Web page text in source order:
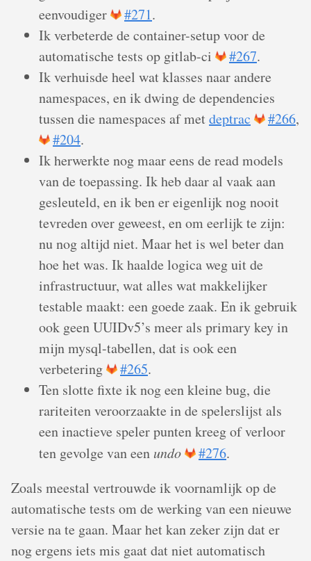
eenvoudiger
#271.
Ik verbeterde de container-setup voor de
automatische tests op gitlab-ci
#267.
Ik verhuisde heel wat klasses naar andere
namespaces, en ik dwing de dependencies
tussen die namespaces af metdeptrac #266,
#204.
Ik herwerkte nog maar eens de read models
van de toepassing. Ik heb daar al vaak aan
gesleuteld, en ik ben er eigenlijk nog nooit
tevreden over geweest, en om eerlijk te zijn:
nu nog altijd niet. Maar het is wel beter dan
hoe het was. Ik haalde logica weg uit de
infrastructuur, wat alles wat makkelijker
testable maakt: een goede zaak. En ik gebruik
ook geen UUIDv5’s meer als primary key in
mijn mysql-tabellen, dat is ook een
verbetering
#265.
Ten slotte fixte ik nog een kleine bug, die
rariteiten veroorzaakte in de spelerslijst als
een inactieve speler punten kreeg of verloor
ten gevolge van een undo #276.
Zoals meestal vertrouwde ik voornamlijk op de
automatische tests om de werking van een nieuwe
versie na te gaan. Maar het kan zeker zijn dat er
nog ergens iets mis gaat dat niet automatisch